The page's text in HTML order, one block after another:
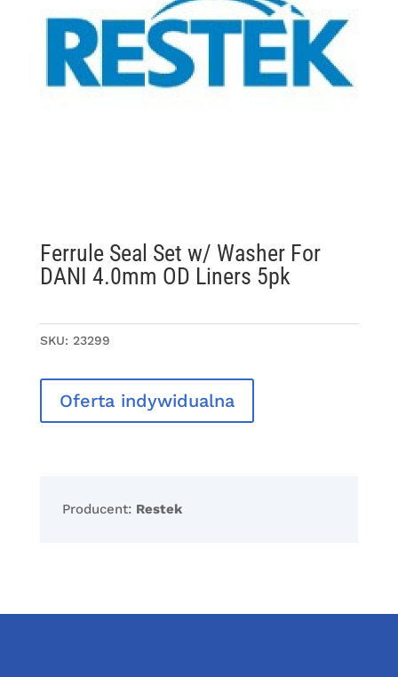
Ferrule Seal Set w/ Washer For
DANI 4.0mm OD Liners 5pk
SKU: 23299
Oferta indywidualna
Producent: Restek